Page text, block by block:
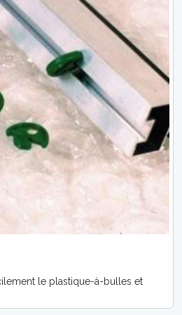
le plastique-à-bulles et